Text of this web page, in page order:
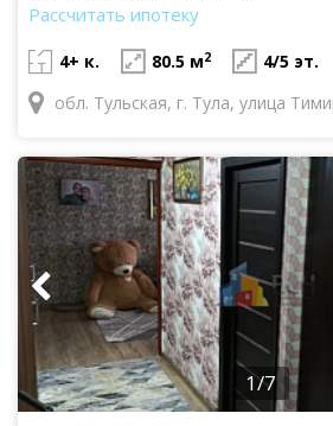
Рассчитать ипотеку
4+ к. 80.5 м2
4/5 эт.
обл. Тульская, г. Тула, улица
1/7